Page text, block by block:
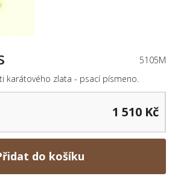
5105M
karátového zlata - psací písmeno.
1 510 Kč
do košíku